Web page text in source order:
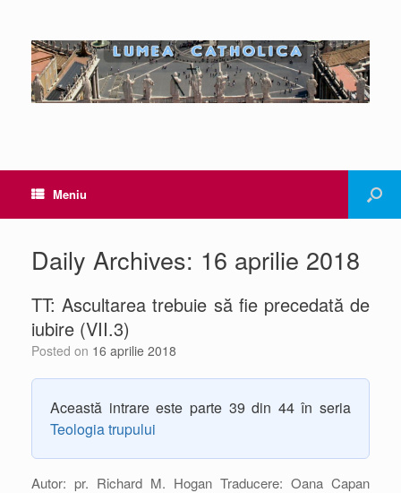
Meniu
Daily Archives: 16 aprilie 2018
TT: Ascultarea trebuie să fie precedată de
iubire (VII.3)
Posted on 16 aprilie 2018
Această intrare este parte 39 din 44 în seria
Teologia trupului
Autor: pr. Richard M. Hogan Traducere: Oana Capan